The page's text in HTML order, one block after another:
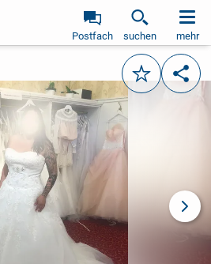
Postfach suchen mehr
Merken